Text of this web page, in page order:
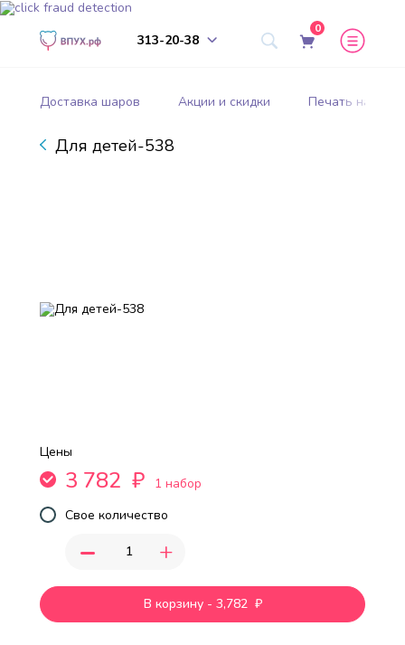
313-20-38
0
Доставка шаров Акции и скидки Печать на
Для детей-538
Цены
3 782 ₽
1 набор
Свое количество
- +
В корзину - 3,782 ₽